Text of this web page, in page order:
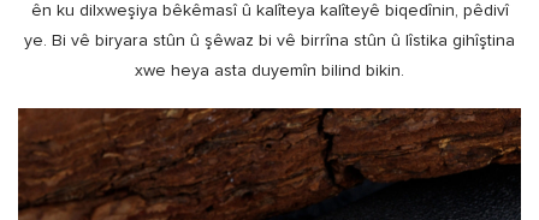
ên ku dilxweşiya bêkêmasî û kalîteya kalîteyê biqedînin, pêdivî
ye. Bi vê biryara stûn û şêwaz bi vê birrîna stûn û lîstika gihîştina
xwe heya asta duyemîn bilind bikin.